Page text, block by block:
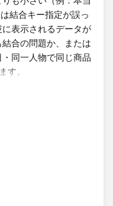
結合キー指定が誤っ
表示されるデータが
合の問題か、または
同一人物で同じ商品
す。
違ってきますので、